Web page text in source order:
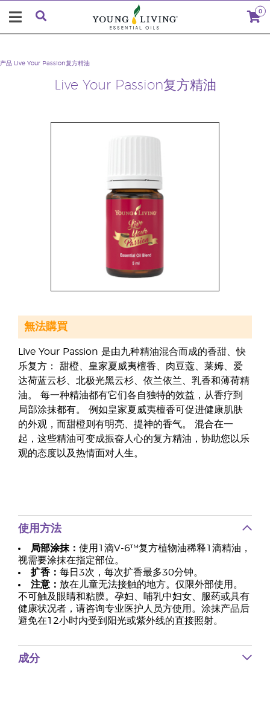
0
Live Your Passion复方精油
产品 Live Your Passion复方精油
Live Your Passion 是由九种精油混合而成的香甜、快
乐复方： 甜橙、皇家夏威夷檀香、肉豆蔻、莱姆、爱
达荷蓝云杉、北极光黑云杉、依兰依兰、乳香和薄荷精
油。 每一种精油都有它们各自独特的效益，从香疗到
局部涂抹都有。 例如皇家夏威夷檀香可促进健康肌肤
的外观，而甜橙则有明亮、提神的香气。 混合在一
起，这些精油可变成振奋人心的复方精油，协助您以乐
观的态度以及热情面对人生。
無法購買
使用方法
局部涂抹： 使用1滴V-6™复方植物油稀释1滴精油，
视需要涂抹在指定部位。
扩香： 每日3次，每次扩香最多30分钟。
注意： 放在儿童无法接触的地方。仅限外部使用。
不可触及眼睛和粘膜。孕妇、哺乳中妇女、服药或具有
健康状况者，请咨询专业医护人员方使用。涂抹产品后
避免在12小时内受到阳光或紫外线的直接照射。
成分